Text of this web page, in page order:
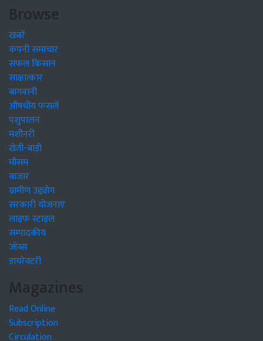
Browse
खबरें
कंपनी समाचार
सफल किसान
साक्षात्कार
बागवानी
औषधीय फसलें
पशुपालन
मशीनरी
खेती-बाड़ी
मौसम
बाजार
ग्रामीण उद्द्योग
सरकारी योजनाएं
लाइफ स्टाइल
सम्पादकीय
जॉब्स
डायरेक्टरी
Magazines
Read Online
Subscription
Circulation